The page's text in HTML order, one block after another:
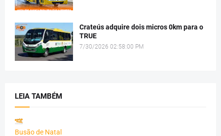
Crateús adquire dois micros 0km para o
TRUE
7/30/2026 02:58:00 PM
LEIA TAMBÉM
Busão de Natal